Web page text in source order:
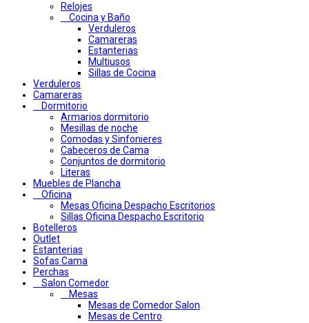
Relojes
Cocina y Baño
Verduleros
Camareras
Estanterias
Multiusos
Sillas de Cocina
Verduleros
Camareras
Dormitorio
Armarios dormitorio
Mesillas de noche
Comodas y Sinfonieres
Cabeceros de Cama
Conjuntos de dormitorio
Literas
Muebles de Plancha
Oficina
Mesas Oficina Despacho Escritorios
Sillas Oficina Despacho Escritorio
Botelleros
Outlet
Estanterias
Sofas Cama
Perchas
Salon Comedor
Mesas
Mesas de Comedor Salon
Mesas de Centro